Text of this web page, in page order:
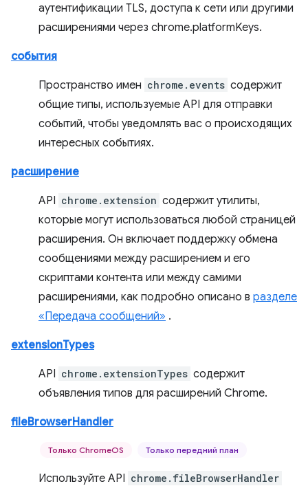
аутентификации TLS, доступа к сети или другими
расширениями через chrome.platformKeys.
события
Пространство имен chrome.events содержит
общие типы, используемые API для отправки
событий, чтобы уведомлять вас о происходящих
интересных событиях.
расширение
API chrome.extension содержит утилиты,
которые могут использоваться любой страницей
расширения. Он включает поддержку обмена
сообщениями между расширением и его
скриптами контента или между самими
расширениями, как подробно описано в разделе
«Передача сообщений» .
extensionTypes
API chrome.extensionTypes содержит
объявления типов для расширений Chrome.
fileBrowserHandler
Только ChromeOS Только передний план
Используйте API chrome.fileBrowserHandler